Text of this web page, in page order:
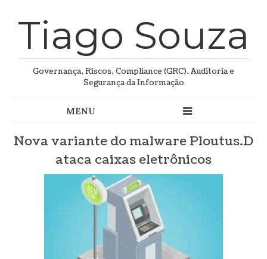
Tiago Souza
Governança, Riscos, Compliance (GRC), Auditoria e
Segurança da Informação
Nova variante do malware Ploutus.D
ataca caixas eletrônicos